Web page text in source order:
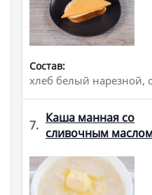
Состав:
хлеб белый нарезной,
7. Каша манная со
сливочным